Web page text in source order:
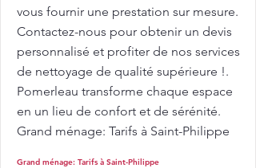
vous fournir une prestation sur mesure.
Contactez-nous pour obtenir un devis
personnalisé et profiter de nos services
de nettoyage de qualité supérieure !.
Pomerleau transforme chaque espace
en un lieu de confort et de sérénité.
Grand ménage: Tarifs à Saint-Philippe
Grand ménage: Tarifs à Saint-Philippe